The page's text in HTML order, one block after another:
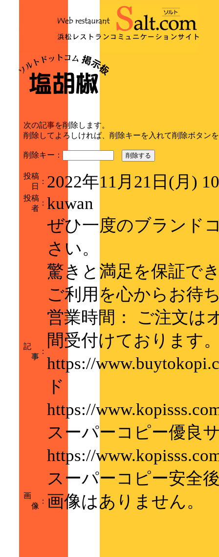
次の記事を削除します。
削除してよろしければ、削除キーを入れて削除ボタン
削除キー： 削除する
投稿
日
： 2022年11月21日(月)
投稿
者
： kuwan
記
事
：
ぜひ一度のブランド
さい。
驚きと満足を保証で
ご利用を心からお待
営業時間： ご注文は
間受付けております
https://
ド
https://
スーパーコピー優良
https://
スーパーコピー安全
画
像
： 画像はありません。